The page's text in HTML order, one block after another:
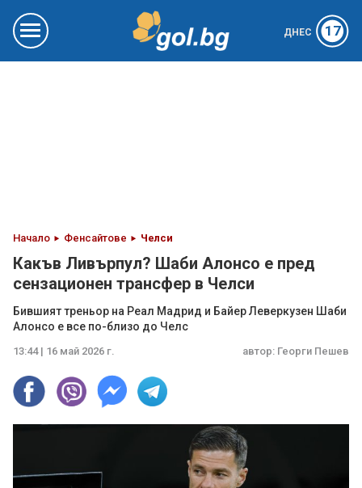
ДНЕС 17
Начало Фенсайтове Челси
Какъв Ливърпул? Шаби Алонсо е пред
сензационен трансфер в Челси
Бившият треньор на Реал Мадрид и Байер Леверкузен Шаби
Алонсо е все по-близо до Челс
13:44 | 16 май 2026 г. автор: Георги Пешев